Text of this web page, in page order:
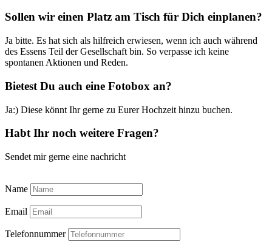
Sollen wir einen Platz am Tisch für Dich einplanen?
Ja bitte. Es hat sich als hilfreich erwiesen, wenn ich auch während
des Essens Teil der Gesellschaft bin. So verpasse ich keine
spontanen Aktionen und Reden.
Bietest Du auch eine Fotobox an?
Ja:) Diese könnt Ihr gerne zu Eurer Hochzeit hinzu buchen.
Habt Ihr noch weitere Fragen?
Sendet mir gerne eine nachricht
Name
Email
Telefonnummer